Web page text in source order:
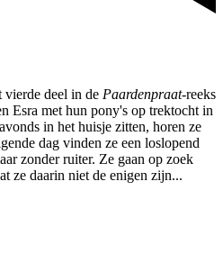
vierde deel in de Paardenpraat-reeks
Esra met hun pony's op trektocht in
in het huisje zitten, horen ze
dag vinden ze een loslopend
zonder ruiter. Ze gaan op zoek
ze daarin niet de enigen zijn...